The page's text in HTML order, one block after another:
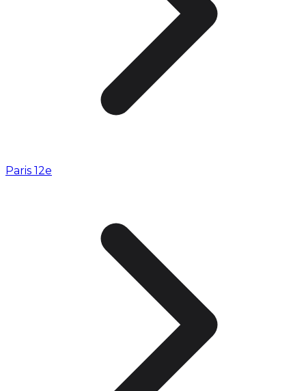
Paris 12e